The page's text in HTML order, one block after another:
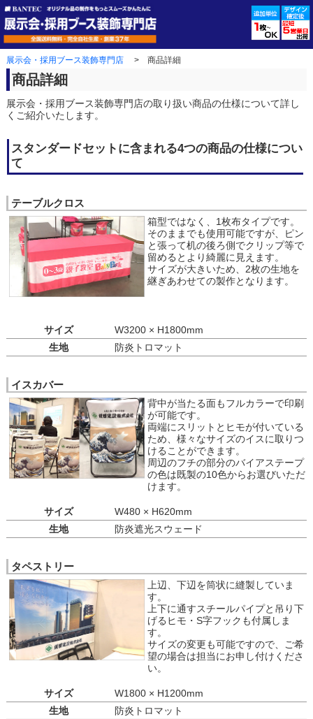
ペ
ー
ジ
先
で
す。
こ
こ
か
ら
文
す。
展示会・採用ブース装飾専門店 商品詳細
商品詳細
展示会・採用ブース装飾専門店の取り扱い商品の仕様について詳し
くご紹介いたします。
スタンダードセットに含まれる4つの商品の仕様につい
て
テーブルクロス
箱型ではなく、1枚布タイプです。
そのままでも使用可能ですが、ピン
と張って机の後ろ側でクリップ等で
留めるとより綺麗に見えます。
サイズが大きいため、2枚の生地を
継ぎあわせての製作となります。
サイズ
W3200 × H1800mm
生地
防炎トロマット
イスカバー
背中が当たる面もフルカラーで印刷
が可能です。
両端にスリットとヒモが付いている
ため、様々なサイズのイスに取りつ
けることができます。
周辺のフチの部分のバイアステープ
の色は既製の10色からお選びいただ
けます。
サイズ
W480 × H620mm
生地
防炎遮光スウェード
タペストリー
上辺、下辺を筒状に縫製していま
す。
上下に通すスチールパイプと吊り下
げるヒモ・S字フックも付属しま
す。
サイズの変更も可能ですので、ご希
望の場合は担当にお申し付けくださ
い。
サイズ
W1800 × H1200mm
生地
防炎トロマット
こ
こ
ま
で
文
す。
ペ
ー
ジ
先
へ
る
ペ
ー
ジ
終
り
す。